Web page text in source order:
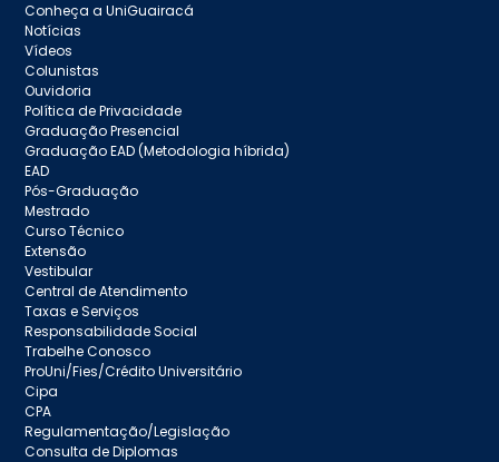
Conheça a UniGuairacá
Notícias
Vídeos
Colunistas
Ouvidoria
Política de Privacidade
Graduação Presencial
Graduação EAD (Metodologia híbrida)
EAD
Pós-Graduação
Mestrado
Curso Técnico
Extensão
Vestibular
Central de Atendimento
Taxas e Serviços
Responsabilidade Social
Trabelhe Conosco
ProUni/Fies/Crédito Universitário
Cipa
CPA
Regulamentação/Legislação
Consulta de Diplomas